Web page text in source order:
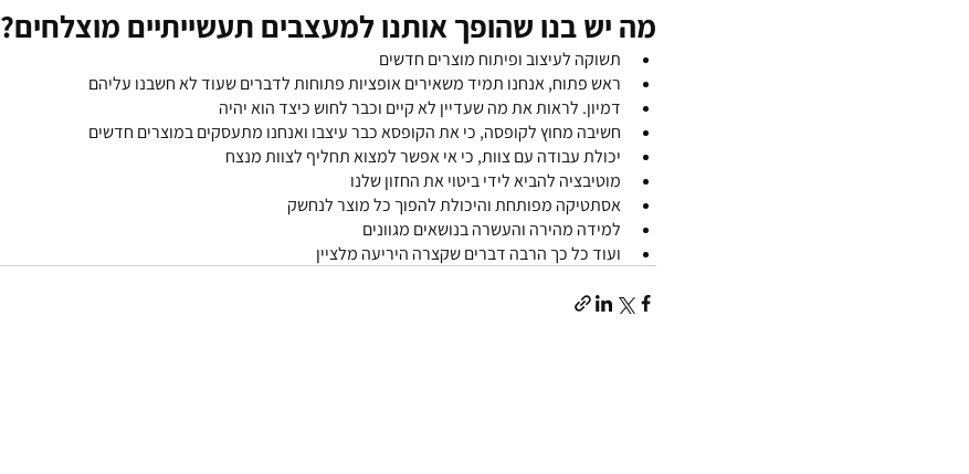
מה יש בנו שהופך אותנו למעצבים תעשייתיים מוצלחים?
תשוקה לעיצוב ופיתוח מוצרים חדשים
ראש פתוח, אנחנו תמיד משאירים אופציות פתוחות לדברים שעוד לא חשבנו עליהם
דמיון. לראות את מה שעדיין לא קיים וכבר לחוש כיצד הוא יהיה
חשיבה מחוץ לקופסה, כי את הקופסא כבר עיצבו ואנחנו מתעסקים במוצרים חדשים
יכולת עבודה עם צוות, כי אי אפשר למצוא תחליף לצוות מנצח
מוטיבציה להביא לידי ביטוי את החזון שלנו
אסתטיקה מפותחת והיכולת להפוך כל מוצר לנחשק
למידה מהירה והעשרה בנושאים מגוונים
ועוד כל כך הרבה דברים שקצרה היריעה מלציין